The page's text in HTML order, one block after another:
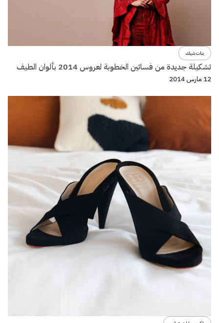
بنات شيك
تشكيلة جديدة من فساتين الخطوبة لعروس 2014 بألوان الطيف
12 مارس 2014